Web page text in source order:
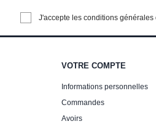
J'accepte les conditions
VOTRE COMPTE
Informations personnelles
Commandes
Avoirs